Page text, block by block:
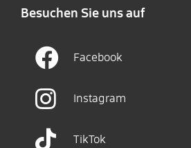
Besuchen Sie uns auf
Facebook
Instagram
TikTok